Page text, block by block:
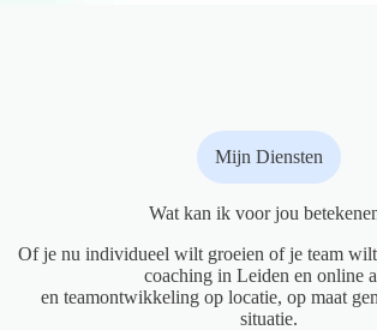
Mijn Diensten
Wat kan ik voor jou
Of je nu individueel wilt groeien of je team
coaching in Leiden en online
en teamontwikkeling op locatie, op maat
situatie.